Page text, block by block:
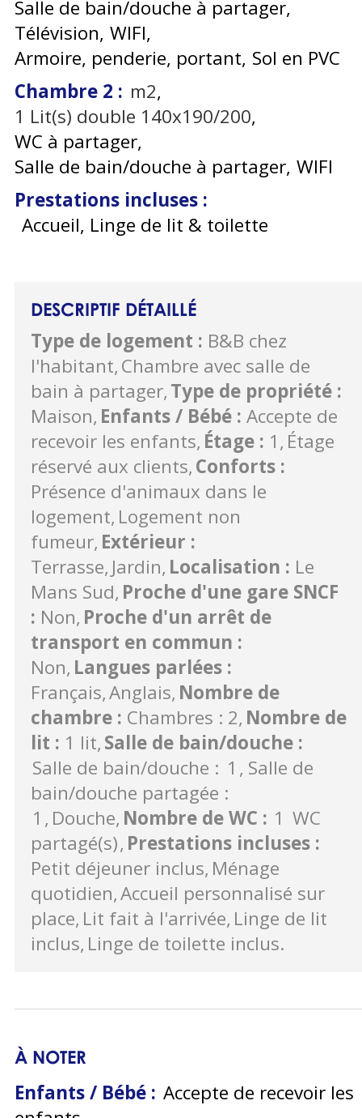
Salle de bain/douche à partager
Télévision WIFI
Armoire, penderie, portant Sol en PVC
Chambre 2 : m2
1 Lit(s) double 140x190/200
WC à partager
Salle de bain/douche à partager WIFI
Prestations incluses :
Accueil, Linge de lit & toilette
DESCRIPTIF DÉTAILLÉ
Type de logement : B&B chez
l'habitant Chambre avec salle de
bain à partager Type de propriété :
Maison Enfants / Bébé : Accepte de
recevoir les enfants Étage : 1 Étage
réservé aux clients Conforts :
Présence d'animaux dans le
logement Logement non
fumeur Extérieur :
Terrasse Jardin Localisation : Le
Mans Sud Proche d'une gare SNCF
: Non Proche d'un arrêt de
transport en commun :
Non Langues parlées :
Français Anglais Nombre de
chambre : Chambres : 2 Nombre de
lit : 1 lit Salle de bain/douche :
Salle de bain/douche : 1
Salle de
bain/douche partagée :
1 Douche Nombre de WC : 1 WC
partagé(s) Prestations incluses :
Petit déjeuner inclus Ménage
quotidien Accueil personnalisé sur
place Lit fait à l'arrivée Linge de lit
inclus Linge de toilette inclus
À NOTER
Enfants / Bébé : Accepte de recevoir les